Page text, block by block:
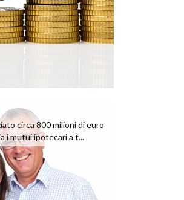
circa 800 milioni di euro
i mutui ipotecari a t...